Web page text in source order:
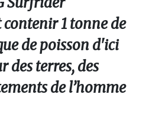
1 tonne de
de poisson d'ici
des terres, des
de l’homme